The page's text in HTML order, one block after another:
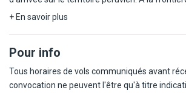
à chaque étape, experts de leur région, pour
dans des véhicules adaptés et climatisés,
sécurité tout au long de votre circuit.
apposé sur le passeport, indiquant le nombre
votre passeport. Dans le cas contraire, vous
situation irrégulière.
+ En savoir plus
Pour info
Tous horaires de vols communiqués avant
convocation ne peuvent l'être qu'à titre